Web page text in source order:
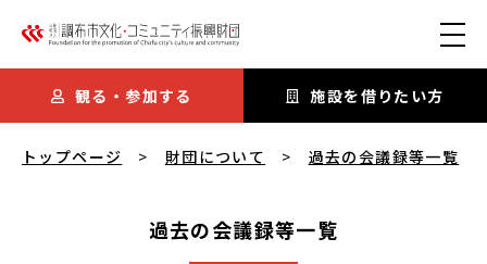
観る・参加する 施設を借りたい方
トップページ 財団について 過去の会議録等一覧
過去の会議録等一覧
過去の会議録等一覧 を閲覧中